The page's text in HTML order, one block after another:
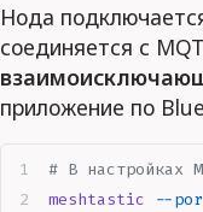
Нода
соединяется с
приложение по
# В настройках
meshtastic --